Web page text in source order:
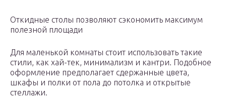
Откидные столы позволяют сэкономить максимум
полезной площади
Для маленькой комнаты стоит использовать такие
стили, как хай-тек, минимализм и кантри. Подобное
оформление предполагает сдержанные цвета,
шкафы и полки от пола до потолка и открытые
стеллажи.